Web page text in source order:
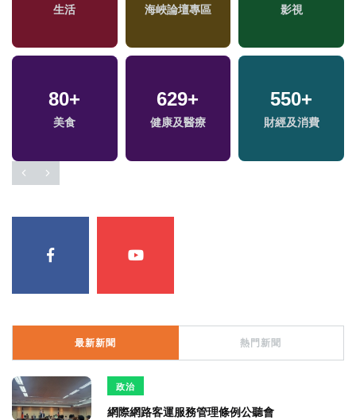
生活 海峽論壇專區 影視
80+
美食
629+
健康及醫療
550+
財經及消費
最新新聞 熱門新聞
政治
網際網路客運服務管理條例公聽會